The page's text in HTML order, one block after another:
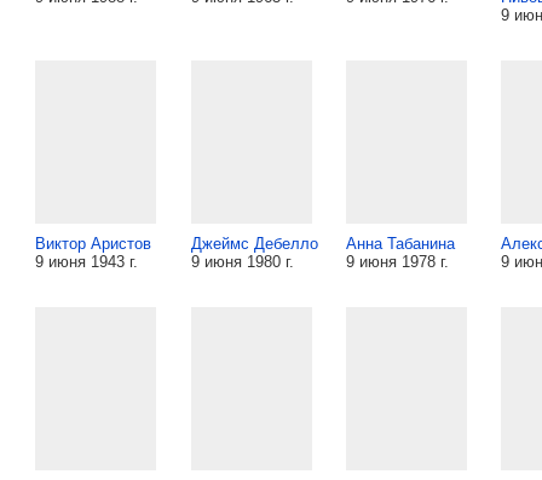
9
Виктор Аристов
9 июня 1943 г.
Джеймс Дебелло
9 июня 1980 г.
Анна Табанина
9 июня 1978 г.
9